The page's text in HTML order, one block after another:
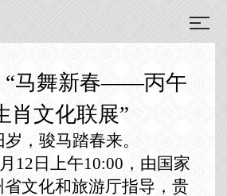
“马舞新春——丙午
肖文化联展”
，骏马踏春来。
12日上午10:00，由国家
文化和旅游厅指导， 贵